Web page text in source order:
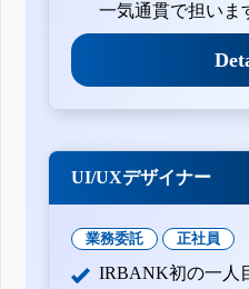
一気通貫で担いま
UI/UXデザイナー
業務委託 正社員
IRBANK初の一人